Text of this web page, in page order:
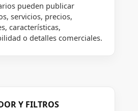
pueden publicar
servicios, precios,
características,
o detalles comerciales.
Y FILTROS